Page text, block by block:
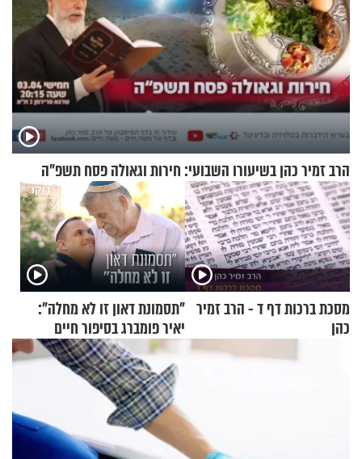
הרב זמיר כהן בשיעורו השבועי: חירות וגאולה פסח תשפ"ה
מסכת ברכות דף ד - הרב זמיר
כהן
"תסמונת דאון זו לא מחלה":
יאיר פומברג בסיפור חיים
מעורר השראה